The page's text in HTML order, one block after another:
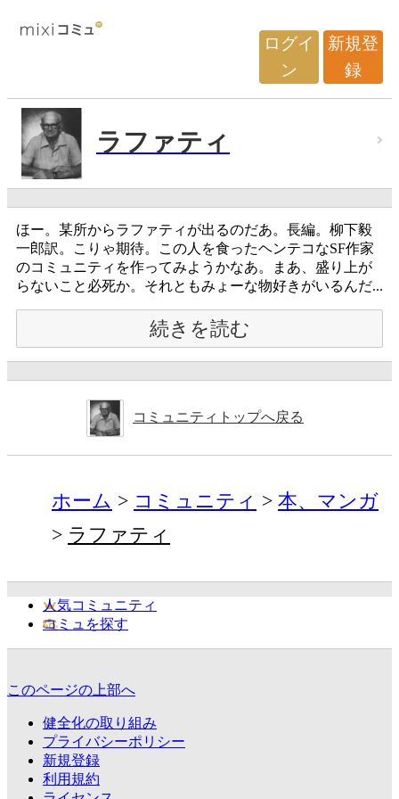
ログイ
ン
新規登
録
ラファティ
ほー。某所からラファティが出るのだあ。長編。柳下毅
一郎訳。こりゃ期待。この人を食ったヘンテコなSF作家
のコミュニティを作ってみようかなあ。まあ、盛り上が
らないこと必死か。それともみょーな物好きがいるんだ...
続きを読む
コミュニティトップへ戻る
ホーム コミュニティ
本、マンガ
ラファティ
人気コミュニティ
コミュを探す
このページの上部へ
健全化の取り組み
プライバシーポリシー
新規登録
利用規約